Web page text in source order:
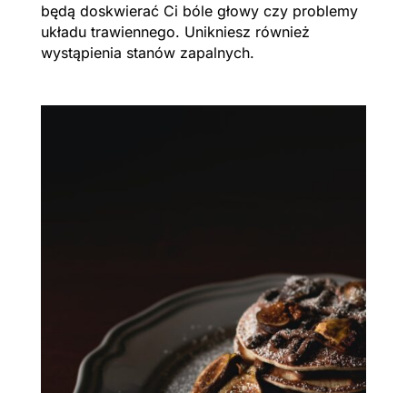
będą doskwierać Ci bóle głowy czy problemy
układu trawiennego. Unikniesz również
wystąpienia stanów zapalnych.